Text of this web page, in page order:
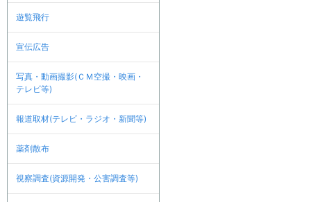
遊覧飛行
宣伝広告
写真・動画撮影(ＣＭ空撮・映画・
テレビ等)
報道取材(テレビ・ラジオ・新聞等)
薬剤散布
視察調査(資源開発・公害調査等)